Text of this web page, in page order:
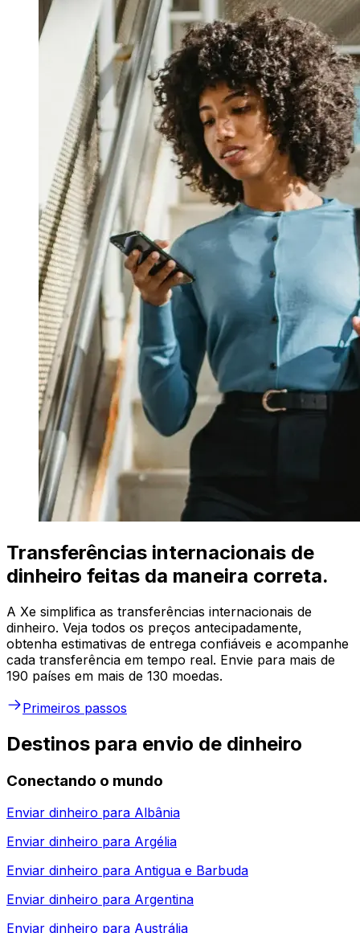
Transferências internacionais de
dinheiro feitas da maneira correta.
A Xe simplifica as transferências internacionais de
dinheiro. Veja todos os preços antecipadamente,
obtenha estimativas de entrega confiáveis e acompanhe
cada transferência em tempo real. Envie para mais de
190 países em mais de 130 moedas.
Primeiros passos
Destinos para envio de dinheiro
Conectando o mundo
Enviar dinheiro para Albânia
Enviar dinheiro para Argélia
Enviar dinheiro para Antigua e Barbuda
Enviar dinheiro para Argentina
Enviar dinheiro para Austrália